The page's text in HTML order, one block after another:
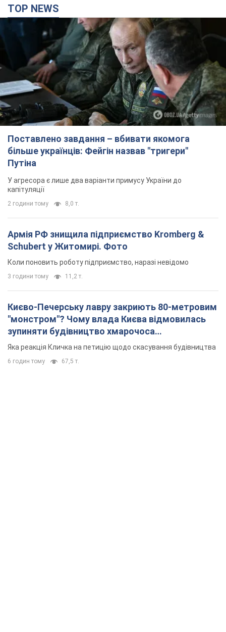
TOP NEWS
Поставлено завдання – вбивати якомога
більше українців: Фейгін назвав "тригери"
Путіна
У агресора є лише два варіанти примусу України до
капітуляції
2 години тому 8,0 т.
Армія РФ знищила підприємство Kromberg &
Schubert у Житомирі. Фото
Коли поновить роботу підприємство, наразі невідомо
3 години тому 11,2 т.
Києво-Печерську лавру закриють 80-метровим
"монстром"? Чому влада Києва відмовилась
зупиняти будівництво хмарочоса
"московського вірянина"
Яка реакція Кличка на петицію щодо скасування будівництва
6 годин тому 67,5 т.